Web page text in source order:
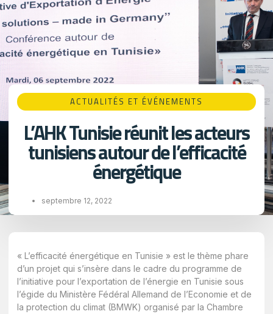
ACTUALITÉS ET ÉVÉNEMENTS
L’AHK Tunisie réunit les acteurs
tunisiens autour de l’efficacité
énergétique
septembre 12, 2022
« L’efficacité énergétique en Tunisie » est le thème phare
d’un projet qui s’insère dans le cadre du programme de
l’initiative pour l’exportation de l’énergie en Tunisie sous
l’égide du Ministère Fédéral Allemand de l’Economie et de
la protection du climat (BMWK) organisé par la Chambre